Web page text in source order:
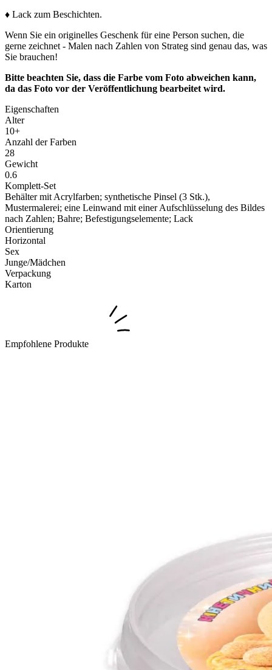
♦ Lack zum Beschichten.
Wenn Sie ein originelles Geschenk für eine Person suchen, die
gerne zeichnet - Malen nach Zahlen von Strateg sind genau das, was
Sie brauchen!
Bitte beachten Sie, dass die Farbe vom Foto abweichen kann,
da das Foto vor der Veröffentlichung bearbeitet wird.
Eigenschaften
Alter
10+
Anzahl der Farben
28
Gewicht
0.6
Komplett-Set
Behälter mit Acrylfarben; synthetische Pinsel (3 Stk.),
Mustermalerei; eine Leinwand mit einer Aufschlüsselung des Bildes
nach Zahlen; Bahre; Befestigungselemente; Lack
Orientierung
Horizontal
Sex
Junge/Mädchen
Verpackung
Karton
Empfohlene Produkte